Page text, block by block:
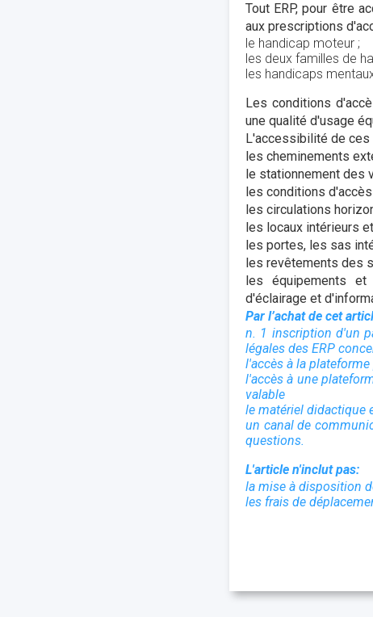
Tout ERP, pour être
aux prescriptions
le handicap moteur ;
les deux familles de
les handicaps
Les conditions
une qualité d'usage
L'accessibilité de ces
les cheminements
le stationnement des
les conditions
les circulations
les locaux intérieurs
les portes, les sas
les revêtements des
les équipements
d'éclairage et
Par l’achat de cet
n. 1 inscription d'un
légales des ERP
l'accès à la
l'accès à une
valable
le matériel didactique
un canal de
questions.
L'article n'inclut pas:
la mise à disposition
les frais de